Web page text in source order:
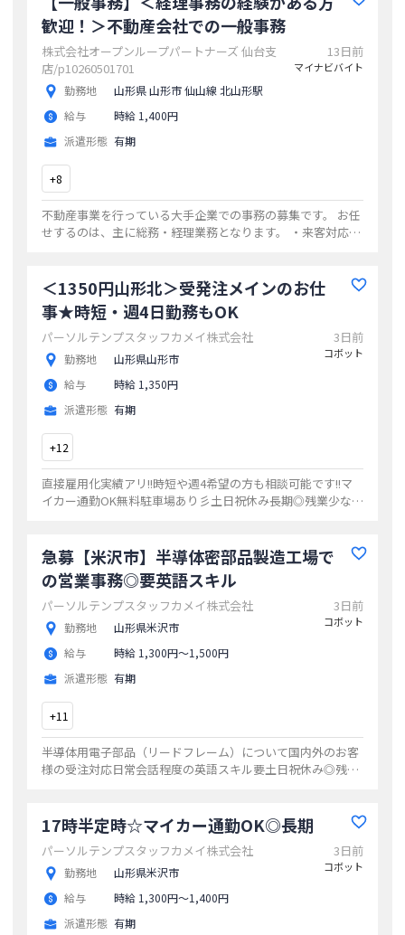
歓迎！＞不動産会社での一般事務
株式会社オープンループパートナーズ 仙台支
店/p10260501701
勤務地
山形県 山形市 仙山線 北山形駅
給与
時給 1,400円
派遣形態 有期
13日前
マイナビバイト
+8
不動産事業を行っている大手企業での事務の募集です。 お任
せするのは、主に総務・経理業務となります。 ・来客対応・
＜1350円山形北＞受発注メインのお仕
事★時短・週4日勤務もOK
パーソルテンプスタッフカメイ株式会社
勤務地
山形県山形市
給与
時給 1,350円
派遣形態 有期
3日前
コボット
+12
直接雇用化実績アリ!!時短や週4希望の方も相談可能です!!マ
イカー通勤OK無料駐車場あり彡土日祝休み長期◎残業少なめ
急募【米沢市】半導体密部品製造工場で
の営業事務◎要英語スキル
パーソルテンプスタッフカメイ株式会社
勤務地
山形県米沢市
給与
時給 1,300円〜1,500円
派遣形態 有期
3日前
コボット
+11
半導体用電子部品（リードフレーム）について国内外のお客
様の受注対応日常会話程度の英語スキル要土日祝休み◎残業
17時半定時☆マイカー通勤OK◎長期
パーソルテンプスタッフカメイ株式会社
勤務地
山形県米沢市
給与
時給 1,300円〜1,400円
派遣形態 有期
3日前
コボット